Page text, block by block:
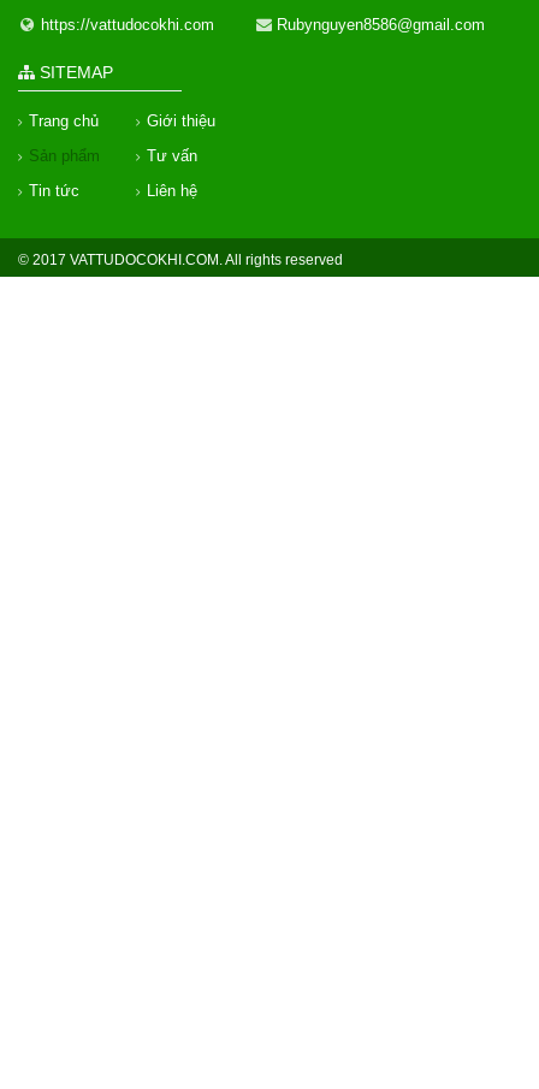
https://vattudocokhi.com
Rubynguyen8586@gmail.com
SITEMAP
Trang chủ
Giới thiệu
Sản phẩm
Tư vấn
Tin tức
Liên hệ
© 2017 VATTUDOCOKHI.COM. All rights reserved